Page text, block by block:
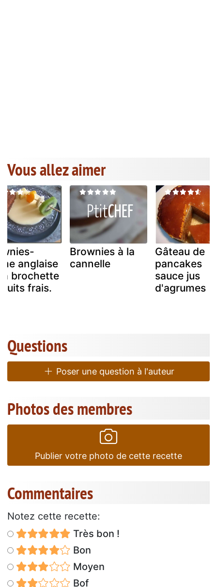
Vous allez aimer
anglaise
brochette
frais.
Brownies à la
cannelle
Gâteau de
pancakes
sauce jus
d'agrumes
Questions
Poser une question à l'auteur
Photos des membres
Publier votre photo de cette recette
Commentaires
Notez cette recette:
Très bon !
Bon
Moyen
Bof